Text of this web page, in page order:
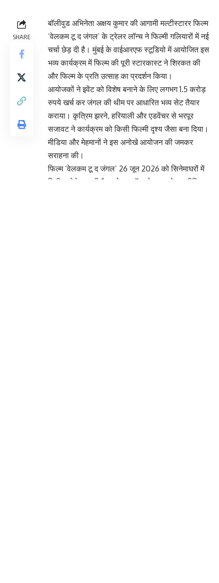
SHARE
बॉलीवुड अभिनेता अक्षय कुमार की आगामी मल्टीस्टारर फिल्म
‘वेलकम टू द जंगल’ के ट्रेलर लॉन्च ने फिल्मी गलियारों में नई
चर्चा छेड़ दी है। मुंबई के वाईआरएफ स्टूडियो में आयोजित इस
भव्य कार्यक्रम में फिल्म की पूरी स्टारकास्ट ने शिरकत की
और फिल्म के प्रति उत्साह का प्रदर्शन किया।
आयोजकों ने इवेंट को विशेष बनाने के लिए लगभग 1.5 करोड़
रुपये खर्च कर जंगल की थीम पर आधारित भव्य सेट तैयार
कराया। कृत्रिम झरने, हरियाली और एडवेंचर से भरपूर
सजावट ने कार्यक्रम को किसी फिल्मी दृश्य जैसा बना दिया।
मीडिया और मेहमानों ने इस अनोखे आयोजन की जमकर
सराहना की।
फिल्म ‘वेलकम टू द जंगल’ 26 जून 2026 को सिनेमाघरों में
रिलीज होने जा रही है। ट्रेलर लॉन्च के बाद सोशल मीडिया